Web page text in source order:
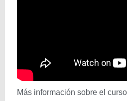
Más información sobre el curso